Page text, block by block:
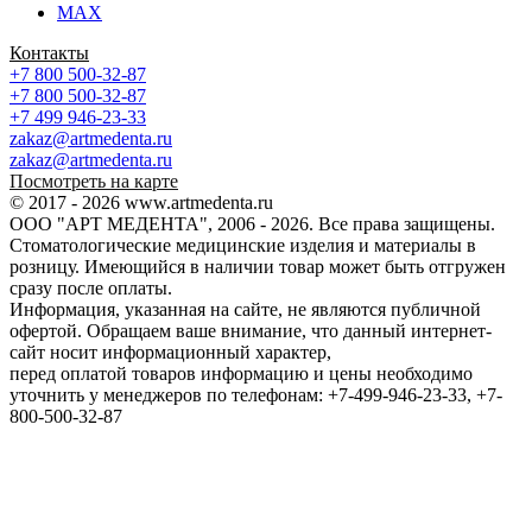
MAX
Контакты
+7 800 500-32-87
+7 800 500-32-87
+7 499 946-23-33
zakaz@artmedenta.ru
zakaz@artmedenta.ru
Посмотреть на карте
© 2017 - 2026 www.artmedenta.ru
ООО "АРТ МЕДЕНТА", 2006 - 2026. Все права защищены.
Стоматологические медицинские изделия и материалы в
розницу. Имеющийся в наличии товар может быть отгружен
сразу после оплаты.
Информация, указанная на сайте, не являются публичной
офертой. Обращаем ваше внимание, что данный интернет-
сайт носит информационный характер,
перед оплатой товаров информацию и цены необходимо
уточнить у менеджеров по телефонам: +7-499-946-23-33, +7-
800-500-32-87